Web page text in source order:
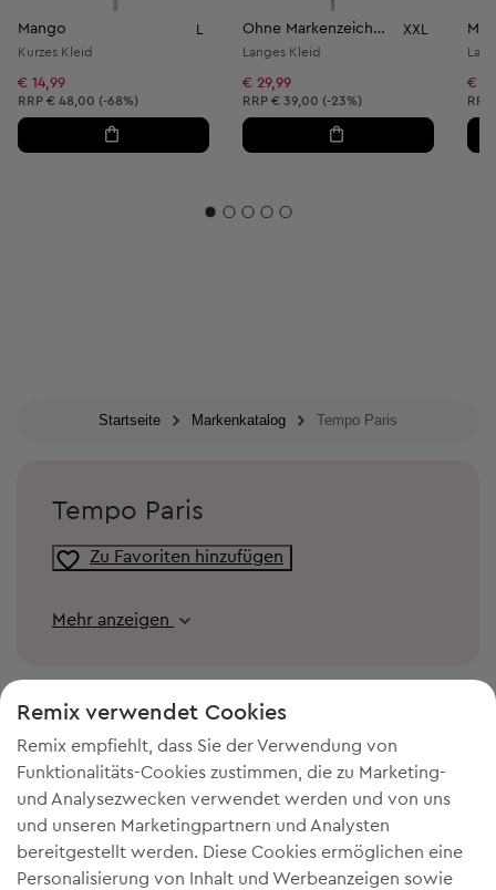
Mango L
Kurzes Kleid
€ 14,99
Unverbindliche Preisempfehlung:
RRP € 48,00 (-68%)
Ohne Markenzeichen XXL
Langes Kleid
€ 29,99
Unverbindliche Preisempfehlung:
RRP € 39,00 (-23%)
€
RRP
Startseite Markenkatalog Tempo Paris
Tempo Paris
Zu Favoriten hinzufügen
Mehr anzeigen
Remix verwendet Cookies
Remix empfiehlt, dass Sie der Verwendung von
Funktionalitäts-Cookies zustimmen, die zu Marketing-
und Analysezwecken verwendet werden und von uns
und unseren Marketingpartnern und Analysten
bereitgestellt werden. Diese Cookies ermöglichen eine
Personalisierung von Inhalt und Werbeanzeigen sowie